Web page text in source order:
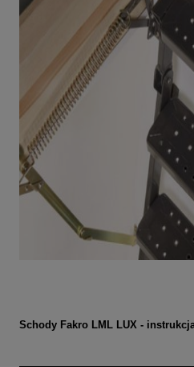
Schody Fakro LML LUX -